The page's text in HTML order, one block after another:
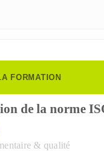
FORMATION
de la norme
& qualité